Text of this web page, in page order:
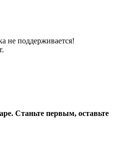
не поддерживается!
Станьте первым, оставьте